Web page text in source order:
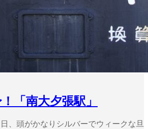
「南大夕張駅」
、頭がかなりシルバーでウィークな旦